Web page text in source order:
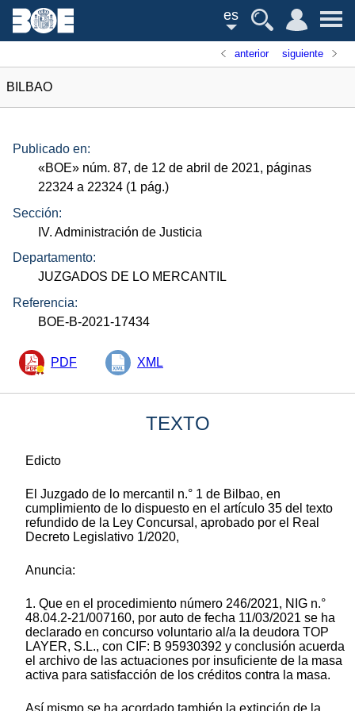
es
anterior siguiente
BILBAO
Publicado en:
«BOE» núm. 87, de 12 de abril de 2021, páginas
22324 a 22324 (1 pág.)
Sección:
IV. Administración de Justicia
Departamento:
JUZGADOS DE LO MERCANTIL
Referencia:
BOE-B-2021-17434
PDF XML
TEXTO
Edicto
El Juzgado de lo mercantil n.° 1 de Bilbao, en
cumplimiento de lo dispuesto en el artículo 35 del texto
refundido de la Ley Concursal, aprobado por el Real
Decreto Legislativo 1/2020,
Anuncia:
1. Que en el procedimiento número 246/2021, NIG n.°
48.04.2-21/007160, por auto de fecha 11/03/2021 se ha
declarado en concurso voluntario al/a la deudora TOP
LAYER, S.L., con CIF: B 95930392 y conclusión acuerda
el archivo de las actuaciones por insuficiente de la masa
activa para satisfacción de los créditos contra la masa.
Así mismo se ha acordado también la extinción de la